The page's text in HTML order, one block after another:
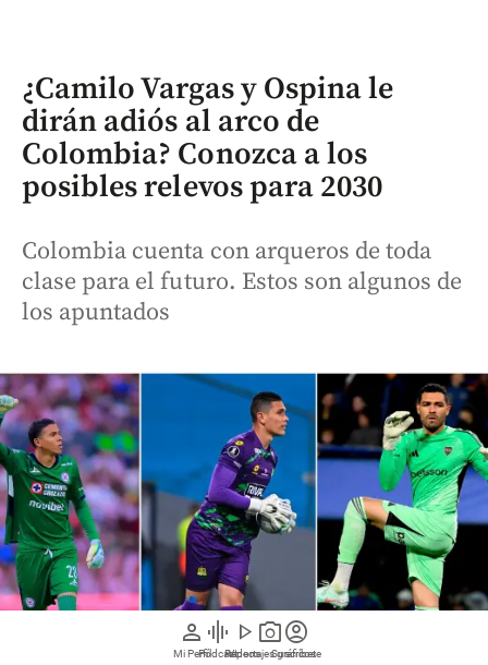
person
Mi Perfil
graphic_eq
Pódcast
play_arrow
Videos
photo_camera
Reportajes gráficos
account_circle
Suscríbete
¿Camilo Vargas y Ospina le
dirán adiós al arco de
Colombia? Conozca a los
posibles relevos para 2030
Colombia cuenta con arqueros de toda
clase para el futuro. Estos son algunos de
los apuntados